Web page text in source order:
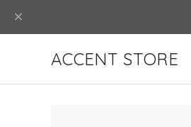
ACCENT STORE